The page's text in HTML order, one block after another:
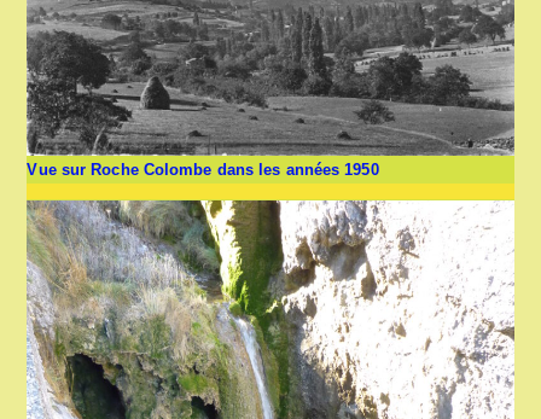
Vue sur Roche Colombe dans les années 1950